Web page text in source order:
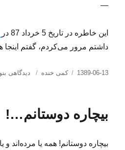
—
این خاطره در تاریخ 5 خرداد 87 در
داشتم مرور می‌کردم، گفتم
ارسال
1389-06-13 دسته‌ها
کمی خنده
برای
حیاط،
به
دیدگاهی
بیچاره دوستانم…!
بیچاره دوستانم! همه یا مرده‌اند و